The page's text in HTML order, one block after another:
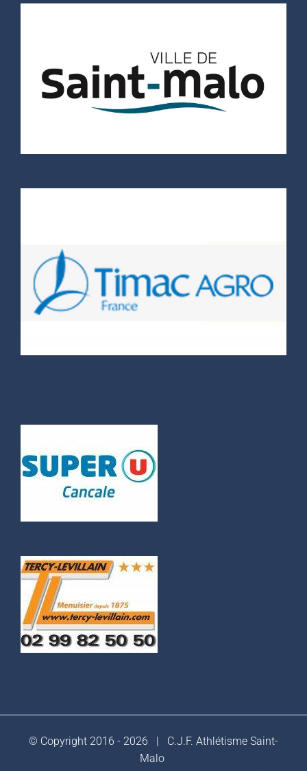
© Copyright 2016 - 2026 | C.J.F. Athlétisme Saint-
Malo